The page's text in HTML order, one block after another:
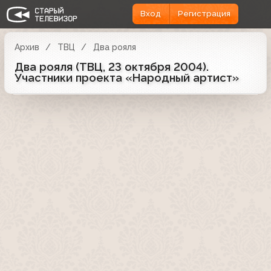
Вход Регистрация
Архив ТВЦ Два рояля
Два рояля (ТВЦ, 23 октября 2004).
Участники проекта «Народный артист»